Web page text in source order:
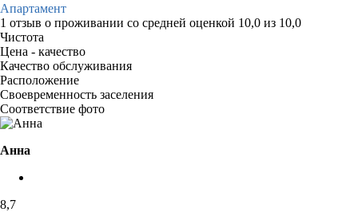
Апартамент
1 отзыв о проживании со средней оценкой 10,0 из 10,0
Чистота
Цена - качество
Качество обслуживания
Расположение
Своевременность заселения
Соответствие фото
Анна
8,7